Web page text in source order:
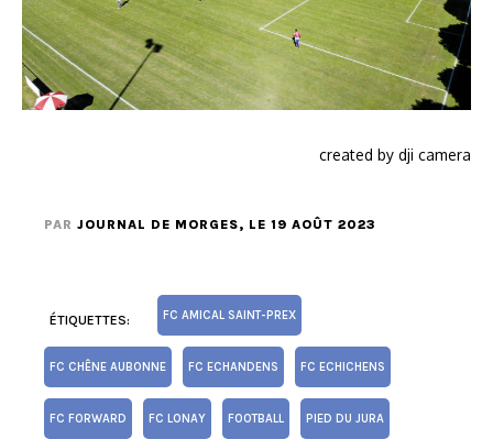
created by dji camera
PAR JOURNAL DE MORGES, LE 19 AOÛT 2023
ÉTIQUETTES: FC AMICAL SAINT-PREX
FC CHÊNE AUBONNE FC ECHANDENS FC ECHICHENS
FC FORWARD FC LONAY FOOTBALL PIED DU JURA